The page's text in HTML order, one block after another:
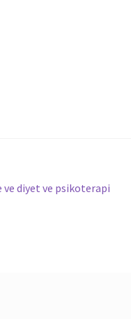
ve diyet ve psikoterapi